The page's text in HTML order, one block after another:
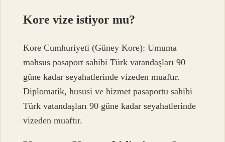
Kore vize istiyor mu?
Kore Cumhuriyeti (Güney Kore): Umuma
mahsus pasaport sahibi Türk vatandaşları 90
güne kadar seyahatlerinde vizeden muaftır.
Diplomatik, hususi ve hizmet pasaportu sahibi
Türk vatandaşları 90 güne kadar seyahatlerinde
vizeden muaftır.